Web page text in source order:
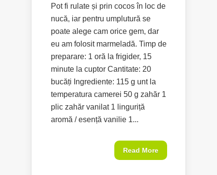
Pot fi rulate și prin cocos în loc de
nucă, iar pentru umplutură se
poate alege cam orice gem, dar
eu am folosit marmeladă. Timp de
preparare: 1 oră la frigider, 15
minute la cuptor Cantitate: 20
bucăți Ingrediente: 115 g unt la
temperatura camerei 50 g zahăr 1
plic zahăr vanilat 1 linguriță
aromă / esență vanilie 1...
Read More